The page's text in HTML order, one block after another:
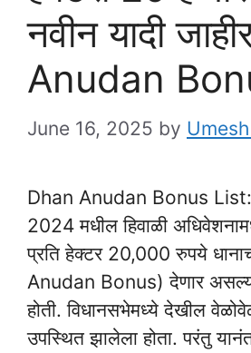
नवीन यादी
Anudan
June 16, 2025 by
Dhan Anudan Bonus List:
2024 मधील हिवाळी
प्रति हेक्टर 20,000 रुपये
Anudan Bonus) देणार
होती. विधानसभेमध्ये देखील
उपस्थित झालेला होता. परंतु